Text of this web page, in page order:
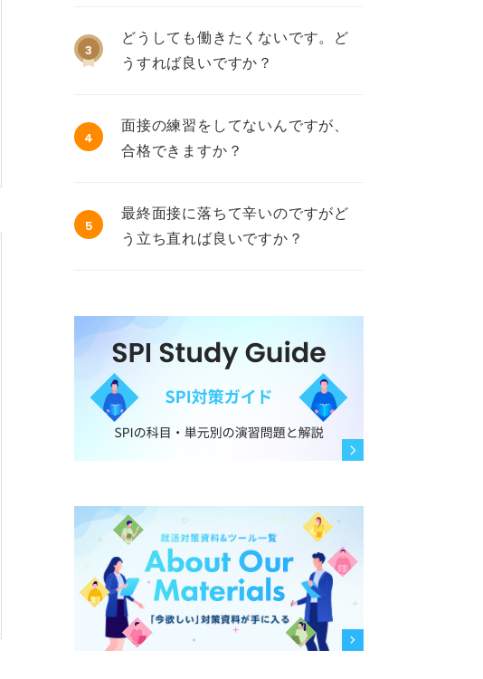
3
どうしても働きたくないです。ど
うすれば良いですか？
4
面接の練習をしてないんですが、
合格できますか？
5
最終面接に落ちて辛いのですがど
う立ち直れば良いですか？